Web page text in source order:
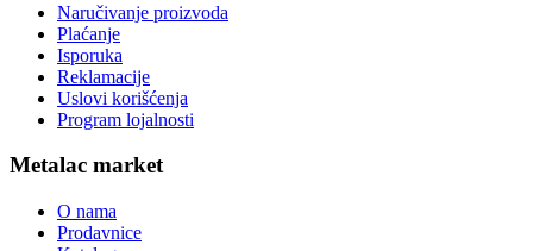
Naručivanje proizvoda
Plaćanje
Isporuka
Reklamacije
Uslovi korišćenja
Program lojalnosti
Metalac market
O nama
Prodavnice